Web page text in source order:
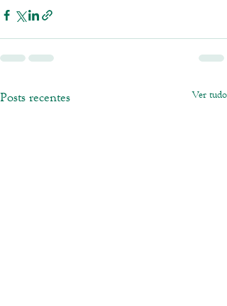
Posts recentes Ver tudo